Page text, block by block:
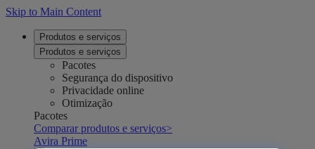
Skip to Main Content
Produtos e serviços
Produtos e serviços
Pacotes
Segurança do dispositivo
Privacidade online
Otimização
Pacotes
Comparar produtos e serviços>
Avira Prime